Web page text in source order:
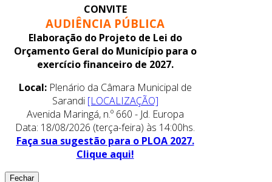
CONVITE
AUDIÊNCIA PÚBLICA
Elaboração do Projeto de Lei do
Orçamento Geral do Município para o
exercício financeiro de 2027.
Local:Plenário da Câmara Municipal de
Sarandi [LOCALIZAÇÃO]
Avenida Maringá, n.º 660 - Jd. Europa
Data: 18/08/2026 (terça-feira) às 14:00hs.
Faça sua sugestão para o PLOA 2027.
Clique aqui!
Fechar